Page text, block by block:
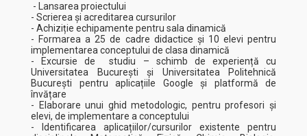
- Lansarea proiectului
- Scrierea și acreditarea cursurilor
- Achiziție echipamente pentru sala dinamică
- Formarea a 25 de cadre didactice și 10 elevi pentru
implementarea conceptului de clasa dinamică
- Excursie de studiu – schimb de experiență cu
Universitatea București și Universitatea Politehnică
București pentru aplicațiile Google și platformă de
învățare
- Elaborare unui ghid metodologic, pentru profesori și
elevi, de implementare a conceptului
- Identificarea aplicațiilor/cursurilor existente pentru